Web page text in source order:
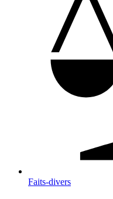
Faits-divers